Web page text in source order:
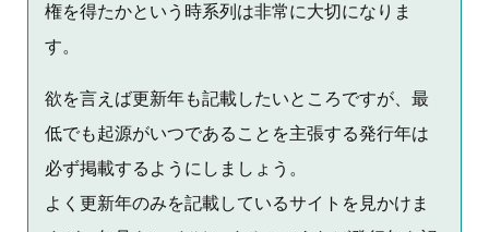
権を得たかという時系列は非常に大切になりま
す。
欲を言えば更新年も記載したいところですが、最
低でも起源がいつであることを主張する発行年は
必ず掲載するようにしましょう。
よく更新年のみを記載しているサイトを見かけま